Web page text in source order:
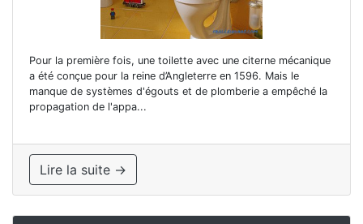
Pour la première fois, une toilette avec une citerne mécanique
a été conçue pour la reine d’Angleterre en 1596. Mais le
manque de systèmes d'égouts et de plomberie a empêché la
propagation de l'appa...
Lire la suite →